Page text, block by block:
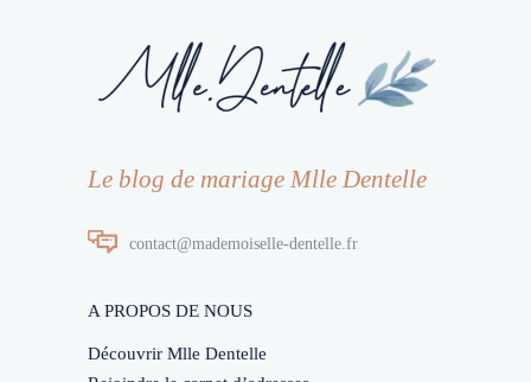
Le blog de mariage Mlle Dentelle
contact@mademoiselle-dentelle.fr
A PROPOS DE NOUS
Découvrir Mlle Dentelle